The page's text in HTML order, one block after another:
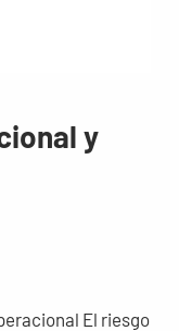
y
El riesgo